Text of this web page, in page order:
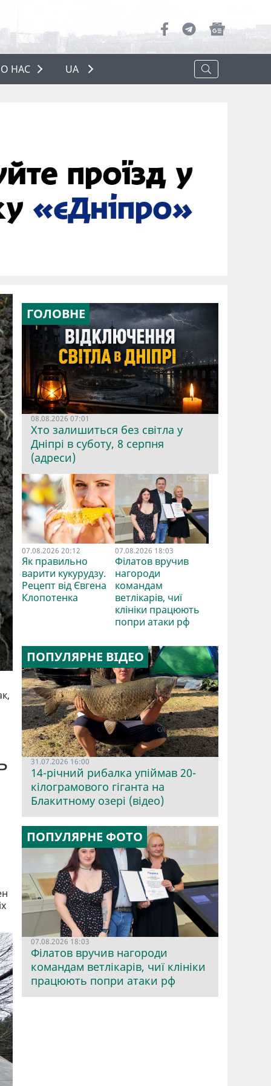
НАС
НАС
UA
ГОЛОВНЕ
08.08.2026 07:01
Хто залишиться без світла у
Дніпрі в суботу, 8 серпня
(адреси)
07.08.2026 20:12
Як правильно
варити кукурудзу.
Рецепт від Євгена
Клопотенка
07.08.2026 18:03
Філатов вручив
нагороди
командам
ветлікарів, чиї
клініки працюють
попри атаки рф
ПОПУЛЯРНЕ ВІДЕО
31.07.2026 16:00
14-річний рибалка упіймав 20-
кілограмового гіганта на
Блакитному озері (відео)
ПОПУЛЯРНЕ ФОТО
07.08.2026 18:03
Філатов вручив нагороди
командам ветлікарів, чиї клініки
працюють попри атаки рф